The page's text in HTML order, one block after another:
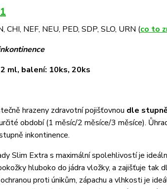
CHI, NEF, NEU, PED, SDP, SLO, URN (co to
ml, balení: 10ks, 20ks
hrazeny zdravotní pojišťovnou dle
období (1 měsíc/2 měsíce/3 měsíce).
inkontinence.
Slim Extra s maximální spolehlivostí je
hluboko do jádra vložky, a zajišťuje tak
proti únikům, zápachu a vlhkosti je